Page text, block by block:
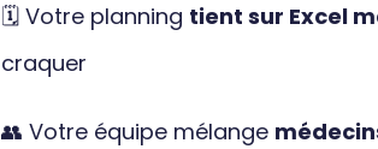
🗓️ Votre planning tient sur Excel
craquer
👥 Votre équipe mélange